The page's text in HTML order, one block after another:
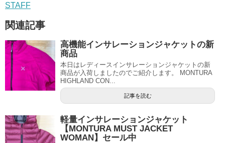
STAFF
関連記事
高機能インサレーションジャケットの新
商品
本日はレディースインサレーションジャケットの新
商品が入荷しましたのでご紹介します。 MONTURA
HIGHLAND CON...
記事を読む
軽量インサレーションジャケット
【MONTURA MUST JACKET
WOMAN】セール中